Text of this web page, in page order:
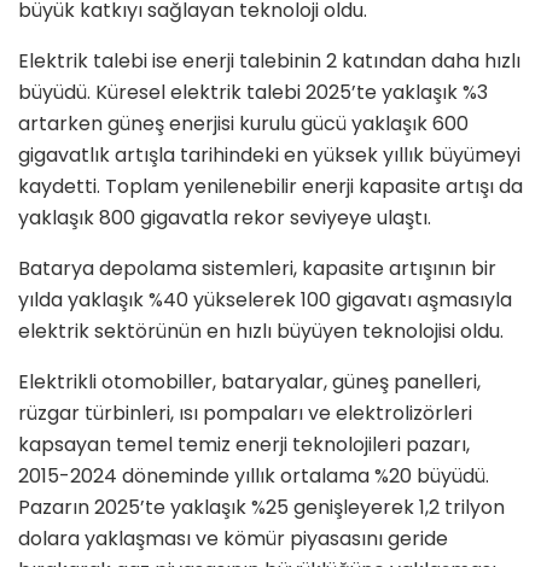
büyük katkıyı sağlayan teknoloji oldu.
Elektrik talebi ise enerji talebinin 2 katından daha hızlı
büyüdü. Küresel elektrik talebi 2025’te yaklaşık %3
artarken güneş enerjisi kurulu gücü yaklaşık 600
gigavatlık artışla tarihindeki en yüksek yıllık büyümeyi
kaydetti. Toplam yenilenebilir enerji kapasite artışı da
yaklaşık 800 gigavatla rekor seviyeye ulaştı.
Batarya depolama sistemleri, kapasite artışının bir
yılda yaklaşık %40 yükselerek 100 gigavatı aşmasıyla
elektrik sektörünün en hızlı büyüyen teknolojisi oldu.
Elektrikli otomobiller, bataryalar, güneş panelleri,
rüzgar türbinleri, ısı pompaları ve elektrolizörleri
kapsayan temel temiz enerji teknolojileri pazarı,
2015-2024 döneminde yıllık ortalama %20 büyüdü.
Pazarın 2025’te yaklaşık %25 genişleyerek 1,2 trilyon
dolara yaklaşması ve kömür piyasasını geride